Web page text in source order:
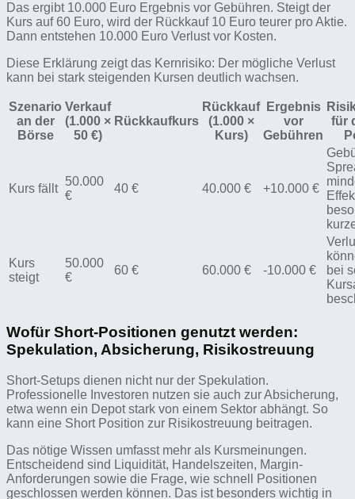
Das ergibt 10.000 Euro Ergebnis vor Gebühren. Steigt der
Kurs auf 60 Euro, wird der Rückkauf 10 Euro teurer pro Aktie.
Dann entstehen 10.000 Euro Verlust vor Kosten.
Diese Erklärung zeigt das Kernrisiko: Der mögliche Verlust
kann bei stark steigenden Kursen deutlich wachsen.
Szenario
an der
Börse
Verkauf
(1.000 ×
50 €)
Rückkaufkurs
Rückkauf
(1.000 ×
Kurs)
Ergebnis
vor
Gebühren
für
Kurs fällt
50.000
€
40 € 40.000 € +10.000 €
Kurs
steigt
50.000
€
60 € 60.000 € -10.000 €
bei
Wofür Short-Positionen genutzt werden:
Spekulation, Absicherung, Risikostreuung
Short-Setups dienen nicht nur der Spekulation.
Professionelle Investoren nutzen sie auch zur Absicherung,
etwa wenn ein Depot stark von einem Sektor abhängt. So
kann eine Short Position zur Risikostreuung beitragen.
Das nötige Wissen umfasst mehr als Kursmeinungen.
Entscheidend sind Liquidität, Handelszeiten, Margin-
Anforderungen sowie die Frage, wie schnell Positionen
geschlossen werden können. Das ist besonders wichtig in